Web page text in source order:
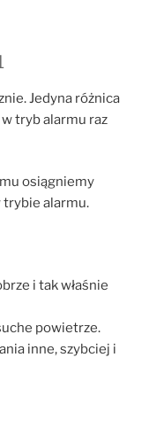
Jedyna różnica
tryb alarmu raz
osiągniemy
trybie alarmu.
i tak właśnie
powietrze.
inne, szybciej i